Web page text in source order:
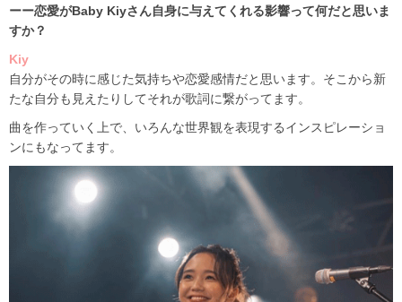
ーー恋愛がBaby Kiyさん自身に与えてくれる影響って何だと思いま
すか？
Kiy
自分がその時に感じた気持ちや恋愛感情だと思います。そこから新
たな自分も見えたりしてそれが歌詞に繋がってます。
曲を作っていく上で、いろんな世界観を表現するインスピレーショ
ンにもなってます。